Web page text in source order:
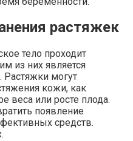
растяжек
тело проходит
из них является
Растяжки могут
кожи, как
веса или росте плода.
появление
средств.